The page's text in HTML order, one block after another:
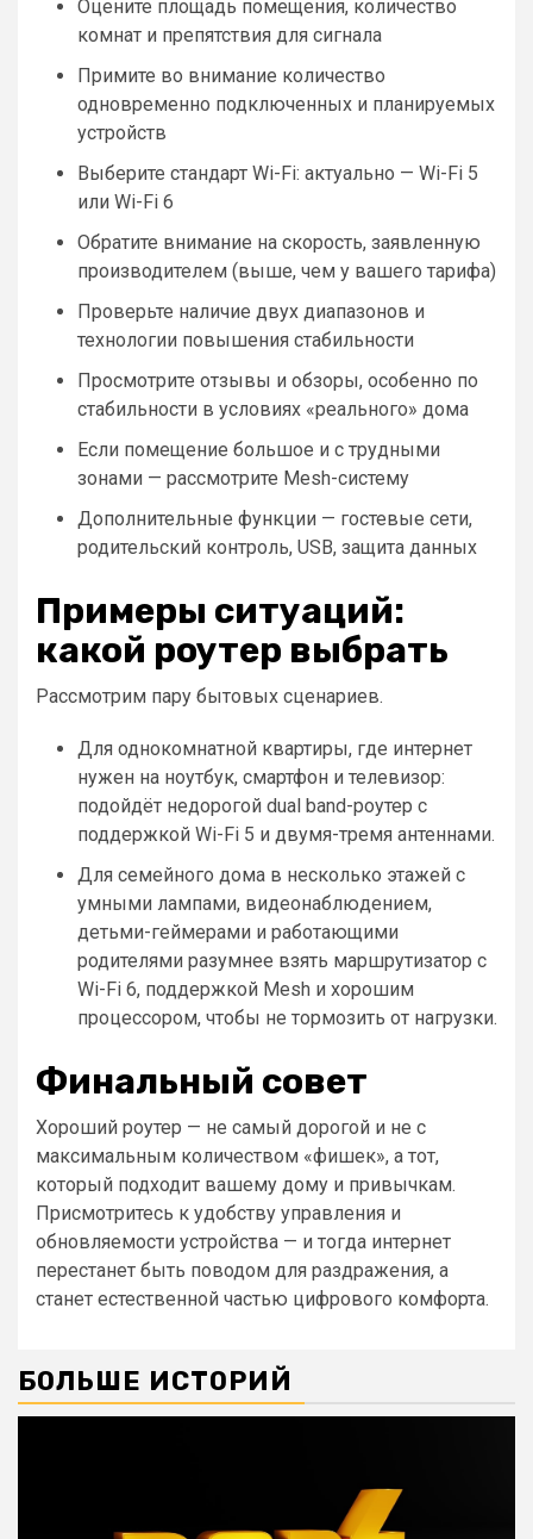
Оцените площадь помещения, количество
комнат и препятствия для сигнала
Примите во внимание количество
одновременно подключенных и планируемых
устройств
Выберите стандарт Wi-Fi: актуально — Wi-Fi 5
или Wi-Fi 6
Обратите внимание на скорость, заявленную
производителем (выше, чем у вашего тарифа)
Проверьте наличие двух диапазонов и
технологии повышения стабильности
Просмотрите отзывы и обзоры, особенно по
стабильности в условиях «реального» дома
Если помещение большое и с трудными
зонами — рассмотрите Mesh-систему
Дополнительные функции — гостевые сети,
родительский контроль, USB, защита данных
Примеры ситуаций:
какой роутер выбрать
Рассмотрим пару бытовых сценариев.
Для однокомнатной квартиры, где интернет
нужен на ноутбук, смартфон и телевизор:
подойдёт недорогой dual band-роутер с
поддержкой Wi-Fi 5 и двумя-тремя антеннами.
Для семейного дома в несколько этажей с
умными лампами, видеонаблюдением,
детьми-геймерами и работающими
родителями разумнее взять маршрутизатор с
Wi-Fi 6, поддержкой Mesh и хорошим
процессором, чтобы не тормозить от нагрузки.
Финальный совет
Хороший роутер — не самый дорогой и не с
максимальным количеством «фишек», а тот,
который подходит вашему дому и привычкам.
Присмотритесь к удобству управления и
обновляемости устройства — и тогда интернет
перестанет быть поводом для раздражения, а
станет естественной частью цифрового комфорта.
БОЛЬШЕ ИСТОРИЙ